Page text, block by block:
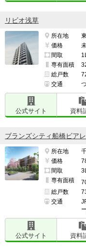
リビオ浅草
所在地
価格
間取
専有面積
総戸数
交通
公式サイト 資料
ブランズシティ船橋ビアレ
所在地
価格
間取
専有面積
総戸数
交通
公式サイト 資料